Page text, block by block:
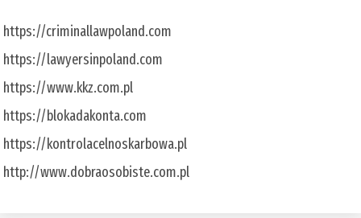
https://criminallawpoland.com
https://lawyersinpoland.com
https://www.kkz.com.pl
https://blokadakonta.com
https://kontrolacelnoskarbowa.pl
http://www.dobraosobiste.com.pl